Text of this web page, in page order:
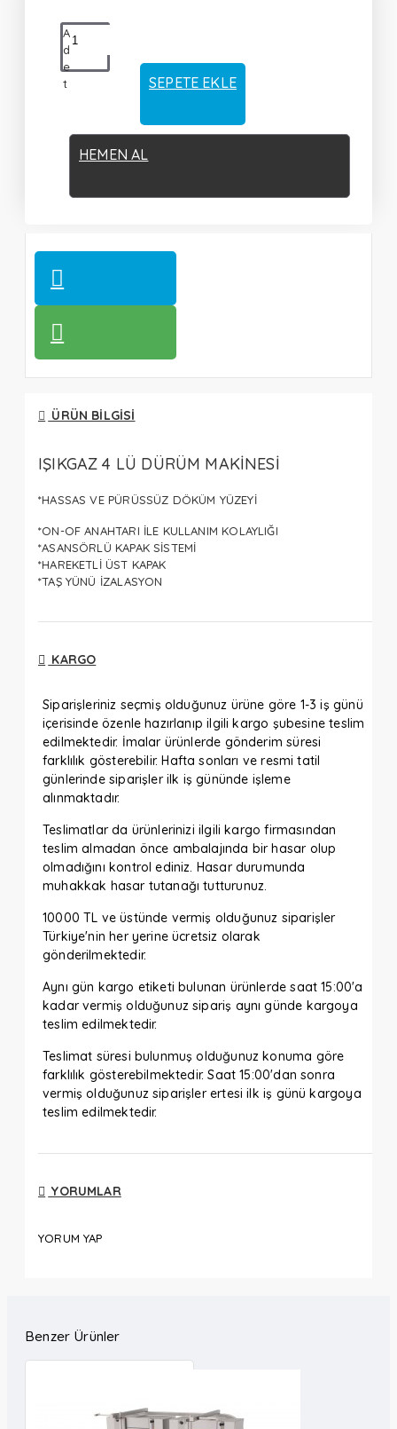
A
d
e
t
SEPETE EKLE
HEMEN AL
ÜRÜN BILGISI
IŞIKGAZ 4 LÜ DÜRÜM MAKİNESİ
*HASSAS VE PÜRÜSSÜZ DÖKÜM YÜZEYİ
*ON-OF ANAHTARI İLE KULLANIM KOLAYLIĞI
*ASANSÖRLÜ KAPAK SİSTEMİ
*HAREKETLİ ÜST KAPAK
*TAŞ YÜNÜ İZALASYON
KARGO
Siparişleriniz seçmiş olduğunuz ürüne göre 1-3 iş günü
içerisinde özenle hazırlanıp ilgili kargo şubesine teslim
edilmektedir. İmalar ürünlerde gönderim süresi
farklılık gösterebilir. Hafta sonları ve resmi tatil
günlerinde siparişler ilk iş gününde işleme
alınmaktadır.
Teslimatlar da ürünlerinizi ilgili kargo firmasından
teslim almadan önce ambalajında bir hasar olup
olmadığını kontrol ediniz. Hasar durumunda
muhakkak hasar tutanağı tutturunuz.
10000 TL ve üstünde vermiş olduğunuz siparişler
Türkiye'nin her yerine ücretsiz olarak
gönderilmektedir.
Aynı gün kargo etiketi bulunan ürünlerde saat 15:00'a
kadar vermiş olduğunuz sipariş aynı günde kargoya
teslim edilmektedir.
Teslimat süresi bulunmuş olduğunuz konuma göre
farklılık gösterebilmektedir. Saat 15:00'dan sonra
vermiş olduğunuz siparişler ertesi ilk iş günü kargoya
teslim edilmektedir.
YORUMLAR
YORUM YAP
Benzer Ürünler